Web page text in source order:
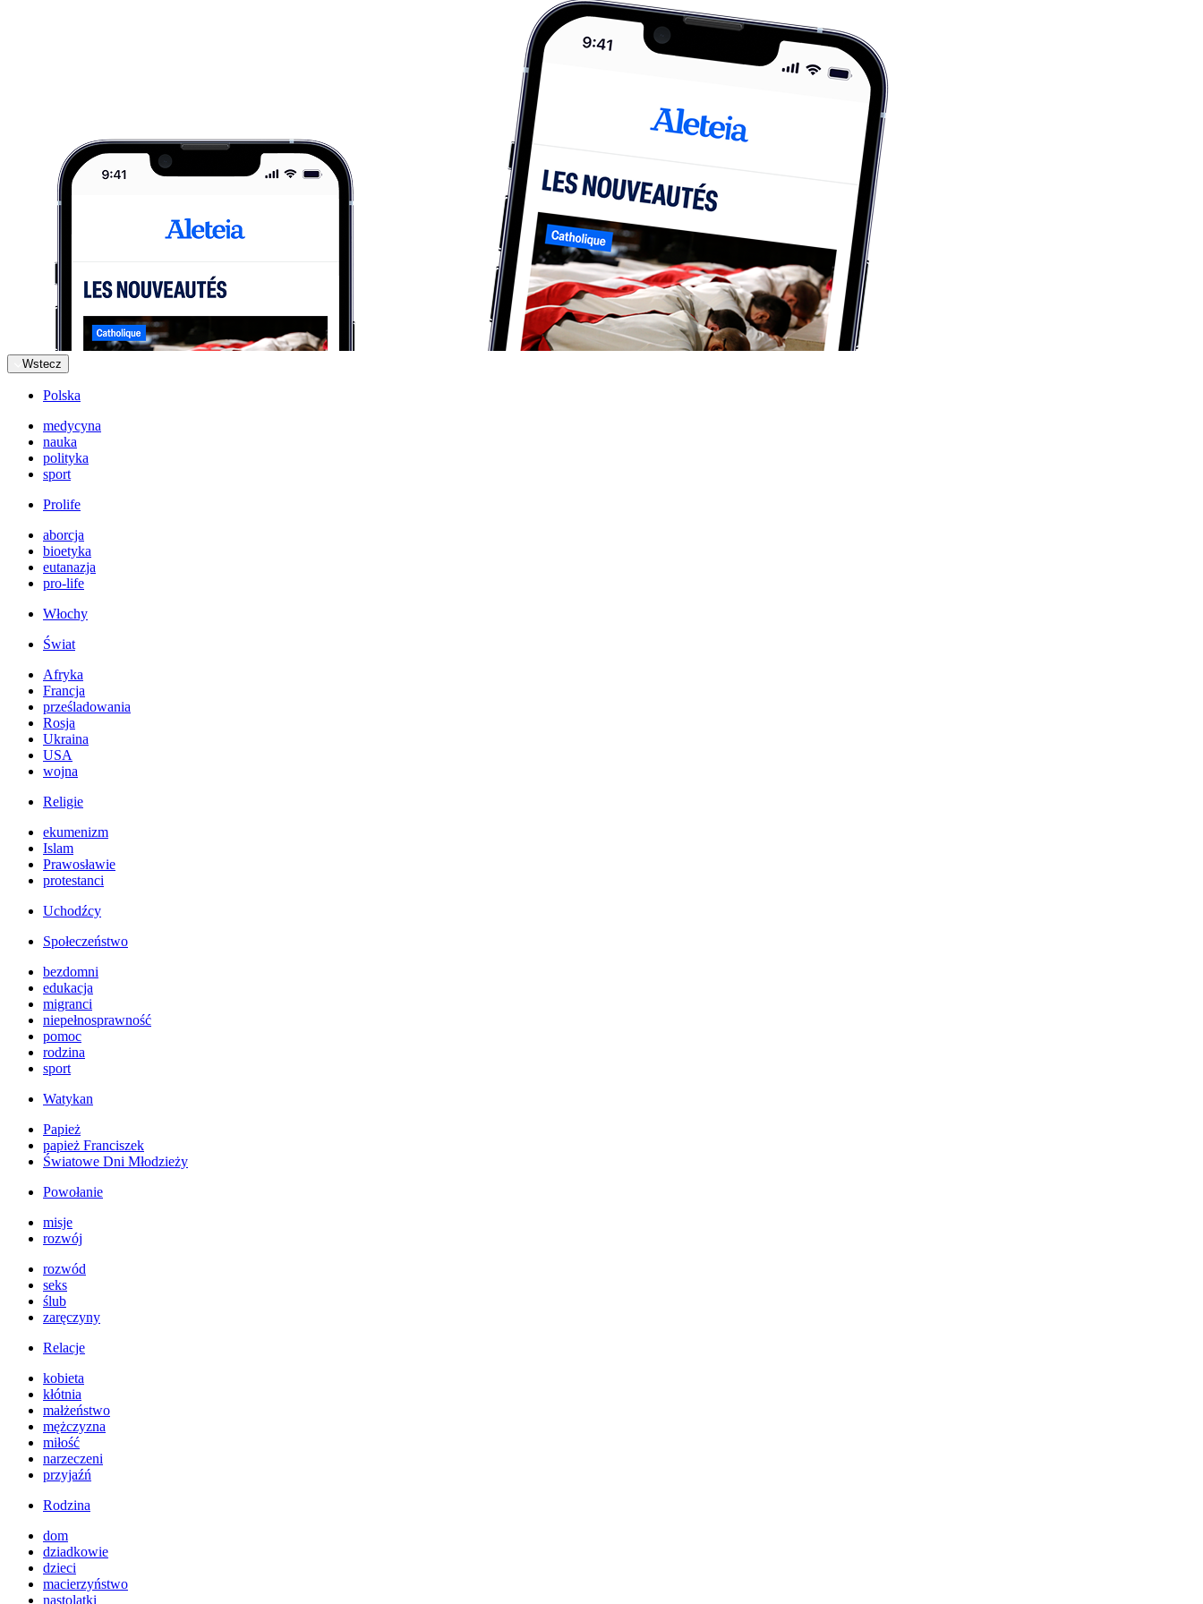
Wstecz
Polska
medycyna
nauka
polityka
sport
Prolife
aborcja
bioetyka
eutanazja
pro-life
Włochy
Świat
Afryka
Francja
prześladowania
Rosja
Ukraina
USA
wojna
Religie
ekumenizm
Islam
Prawosławie
protestanci
Uchodźcy
Społeczeństwo
bezdomni
edukacja
migranci
niepełnosprawność
pomoc
rodzina
sport
Watykan
Papież
papież Franciszek
Światowe Dni Młodzieży
Powołanie
misje
rozwój
rozwód
seks
ślub
zaręczyny
Relacje
kobieta
kłótnia
małżeństwo
mężczyzna
miłość
narzeczeni
przyjaźń
Rodzina
dom
dziadkowie
dzieci
macierzyństwo
nastolatki